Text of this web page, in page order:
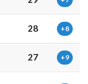
28 +8
27 +9